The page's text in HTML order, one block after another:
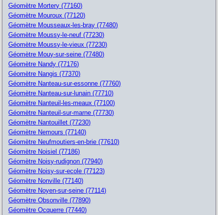
Géomètre Mortery (77160)
Géomètre Mouroux (77120)
Géomètre Mousseaux-les-bray (77480)
Géomètre Moussy-le-neuf (77230)
Géomètre Moussy-le-vieux (77230)
Géomètre Mouy-sur-seine (77480)
Géomètre Nandy (77176)
Géomètre Nangis (77370)
Géomètre Nanteau-sur-essonne (77760)
Géomètre Nanteau-sur-lunain (77710)
Géomètre Nanteuil-les-meaux (77100)
Géomètre Nanteuil-sur-marne (77730)
Géomètre Nantouillet (77230)
Géomètre Nemours (77140)
Géomètre Neufmoutiers-en-brie (77610)
Géomètre Noisiel (77186)
Géomètre Noisy-rudignon (77940)
Géomètre Noisy-sur-ecole (77123)
Géomètre Nonville (77140)
Géomètre Noyen-sur-seine (77114)
Géomètre Obsonville (77890)
Géomètre Ocquerre (77440)